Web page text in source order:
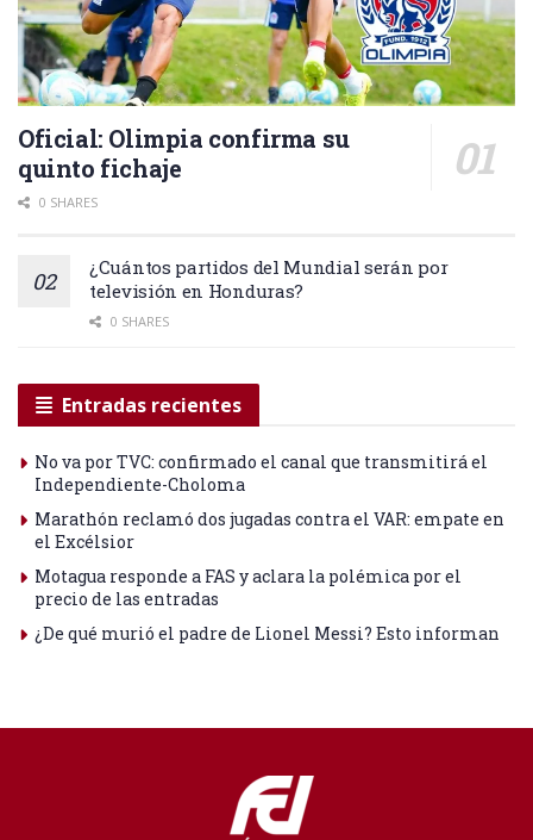
Oficial: Olimpia confirma su
quinto fichaje
0 SHARES
¿Cuántos partidos del Mundial serán por
televisión en Honduras?
0 SHARES
Entradas recientes
No va por TVC: confirmado el canal que transmitirá el
Independiente-Choloma
Marathón reclamó dos jugadas contra el VAR: empate en
el Excélsior
Motagua responde a FAS y aclara la polémica por el
precio de las entradas
¿De qué murió el padre de Lionel Messi? Esto informan